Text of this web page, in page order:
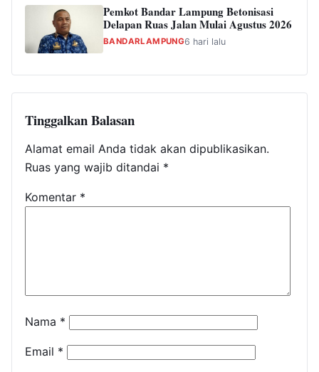
Pemkot Bandar Lampung Betonisasi
Delapan Ruas Jalan Mulai Agustus 2026
BANDARLAMPUNG6 hari lalu
Tinggalkan Balasan
Alamat email Anda tidak akan dipublikasikan.
Ruas yang wajib ditandai *
Komentar *
Nama *
Email *